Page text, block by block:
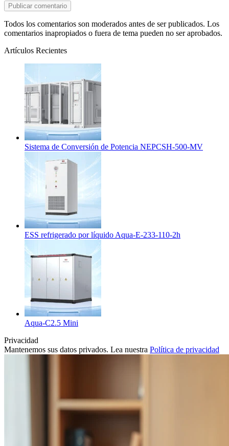
Todos los comentarios son moderados antes de ser publicados. Los
comentarios inapropiados o fuera de tema pueden no ser aprobados.
Artículos Recientes
Sistema de Conversión de Potencia NEPCSH-500-MV
ESS refrigerado por líquido Aqua-E-233-110-2h
Aqua-C2.5 Mini
Privacidad
Mantenemos sus datos privados. Lea nuestra Política de privacidad